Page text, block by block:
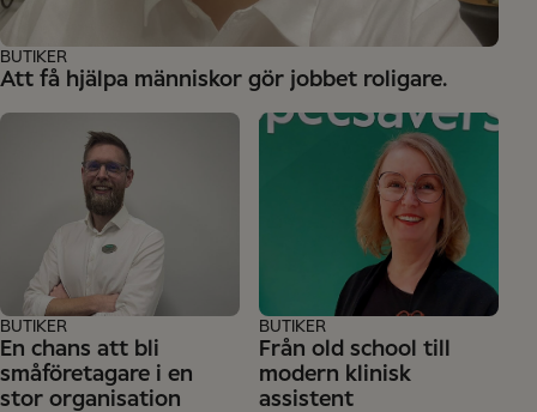
Att få hjälpa människor gör jobbet roligare.
BUTIKER
En chans att bli
småföretagare i en
stor organisation
BUTIKER
Från old school till
modern klinisk
assistent
BUTIKER